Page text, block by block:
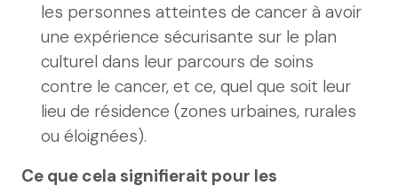
les personnes atteintes de cancer à avoir
une expérience sécurisante sur le plan
culturel dans leur parcours de soins
contre le cancer, et ce, quel que soit leur
lieu de résidence (zones urbaines, rurales
ou éloignées).
Ce que cela signifierait pour les